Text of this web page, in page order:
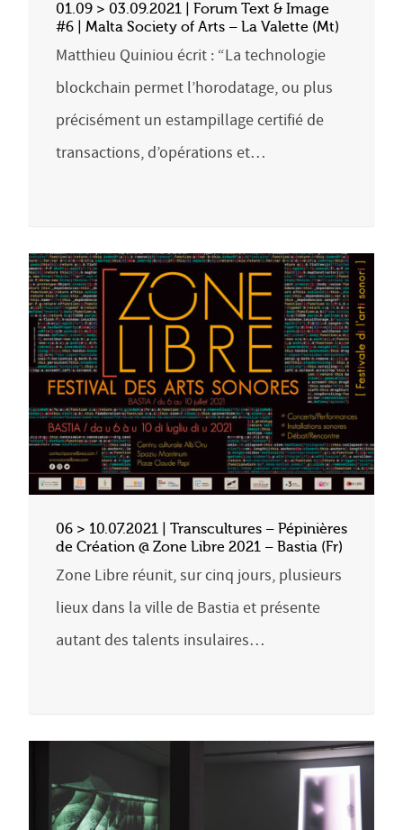
01.09 > 03.09.2021 | Forum Text & Image
#6 | Malta Society of Arts – La Valette (Mt)
Matthieu Quiniou écrit : “La technologie
blockchain permet l’horodatage, ou plus
précisément un estampillage certifié de
transactions, d’opérations et…
06 > 10.07.2021 | Transcultures – Pépinières
de Création @ Zone Libre 2021 – Bastia (Fr)
Zone Libre réunit, sur cinq jours, plusieurs
lieux dans la ville de Bastia et présente
autant des talents insulaires…